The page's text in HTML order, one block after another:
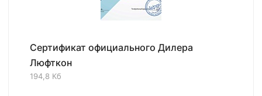
Сертификат официального Дилера
Люфткон
194,8 Кб